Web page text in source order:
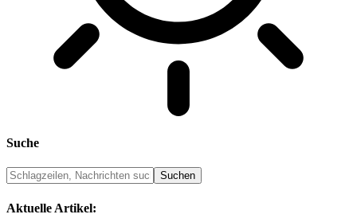
Suche
Aktuelle Artikel: